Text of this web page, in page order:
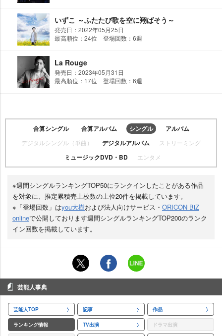
いずこ ～ふたたび歌を空に翔ばそう～
発売日：2022年05月25日
最高順位：24位 登場回数：6週
La Rouge
発売日：2023年05月31日
最高順位：17位 登場回数：6週
合算シングル 合算アルバム シングル アルバム
デジタルシングル（単曲） デジタルアルバム ストリーミング
ミュージックDVD・BD エンタメ
※週間シングルランキングTOP50にランクインしたことがある作品
を対象に、推定累積売上枚数の上位20件を掲載しています。
※「登場回数」はyou大樹および法人向けサービス・ ORICON BiZ
onlineで公開しております週間シングルランキングTOP200のランク
イン回数を掲載しています。
芸能人事典
芸能人TOP 記事 作品
ランキング情報 TV出演 ドラマ出演